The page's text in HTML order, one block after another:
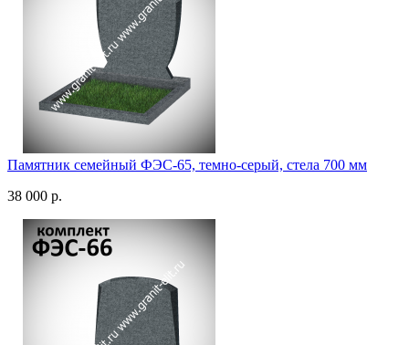
Памятник семейный ФЭС-65, темно-серый, стела 700 мм
38 000 р.